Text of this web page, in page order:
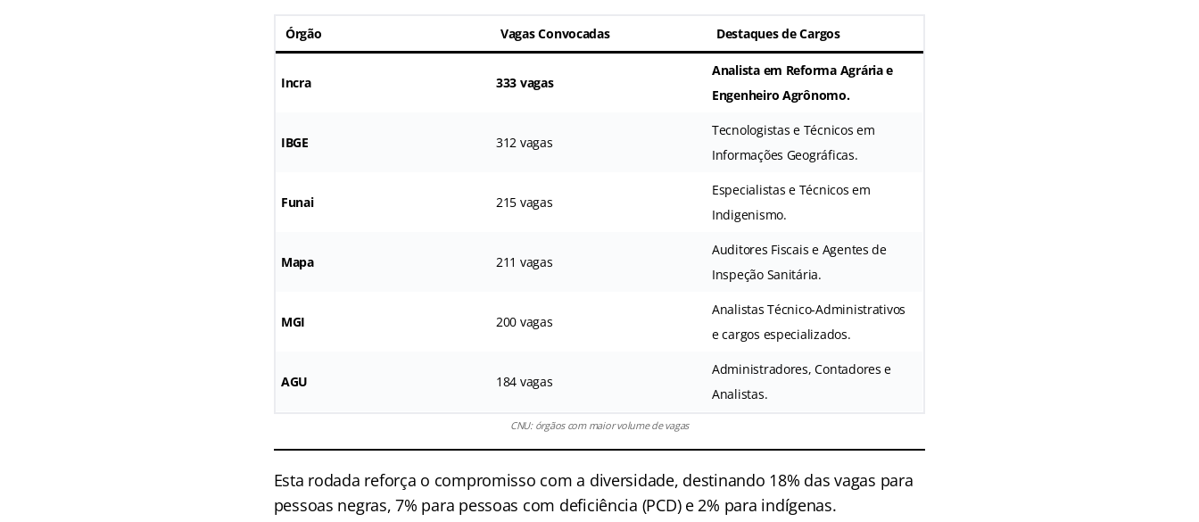
Órgão Vagas Convocadas Destaques de Cargos
Incra 333 vagas
Analista em Reforma Agrária e
Engenheiro Agrônomo.
IBGE 312 vagas
Tecnologistas e Técnicos em
Informações Geográficas.
Funai 215 vagas
Especialistas e Técnicos em
Indigenismo.
Mapa 211 vagas
Auditores Fiscais e Agentes de
Inspeção Sanitária.
MGI 200 vagas
Analistas Técnico-Administrativos
e cargos especializados.
AGU 184 vagas
Administradores, Contadores e
Analistas.
CNU: órgãos com maior volume de vagas
Esta rodada reforça o compromisso com a diversidade, destinando 18% das vagas para
pessoas negras, 7% para pessoas com deficiência (PCD) e 2% para indígenas.